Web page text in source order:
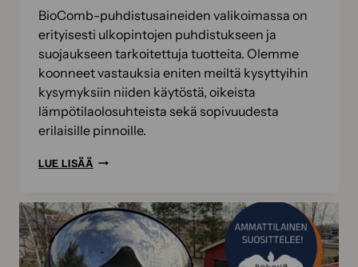
BioComb-puhdistusaineiden valikoimassa on
erityisesti ulkopintojen puhdistukseen ja
suojaukseen tarkoitettuja tuotteita. Olemme
koonneet vastauksia eniten meiltä kysyttyihin
kysymyksiin niiden käytöstä, oikeista
lämpötilaolosuhteista sekä sopivuudesta
erilaisille pinnoille.
LUE LISÄÄ NÄIN
JA
VASTAUKSIA
ULKONA